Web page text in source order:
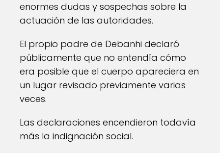
enormes dudas y sospechas sobre la
actuación de las autoridades.
El propio padre de Debanhi declaró
públicamente que no entendía cómo
era posible que el cuerpo apareciera en
un lugar revisado previamente varias
veces.
Las declaraciones encendieron todavía
más la indignación social.